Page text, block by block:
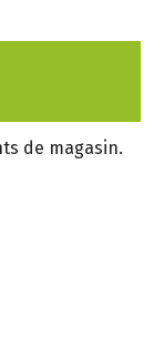
de magasin.